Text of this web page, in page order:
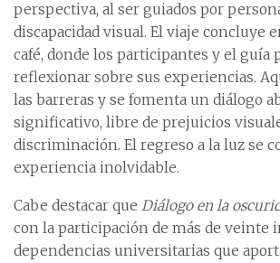
perspectiva, al ser guiados por
discapacidad visual. El viaje concluye
café, donde los participantes y el guía
reflexionar sobre sus experiencias.
las barreras y se fomenta un diálogo
significativo, libre de prejuicios
discriminación. El regreso a la luz se
experiencia inolvidable.
Cabe destacar que Diálogo en la
con la participación de más de veinte
dependencias universitarias que